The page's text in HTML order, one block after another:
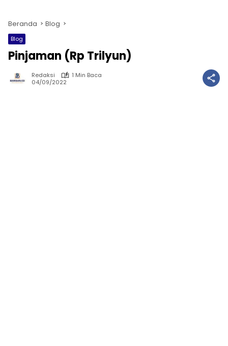
Beranda Blog
Blog
Pinjaman (Rp Trilyun)
Redaksi
1 Min Baca
04/09/2022